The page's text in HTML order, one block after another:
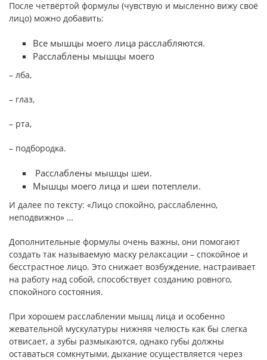
После четвёртой формулы (чувствую и мысленно вижу своё
лицо) можно добавить:
Все мышцы моего лица расслабляются.
Расслаблены мышцы моего
– лба,
– глаз,
– рта,
– подбородка.
Расслаблены мышцы шеи.
Мышцы моего лица и шеи потеплели.
И далее по тексту: «Лицо спокойно, расслабленно,
неподвижно» …
Дополнительные формулы очень важны, они помогают
создать так называемую маску релаксации – спокойное и
бесстрастное лицо. Это снижает возбуждение, настраивает
на работу над собой, способствует созданию ровного,
спокойного состояния.
При хорошем расслаблении мышц лица и особенно
жевательной мускулатуры нижняя челюсть как бы слегка
отвисает, а зубы размыкаются, однако губы должны
оставаться сомкнутыми, дыхание осуществляется через